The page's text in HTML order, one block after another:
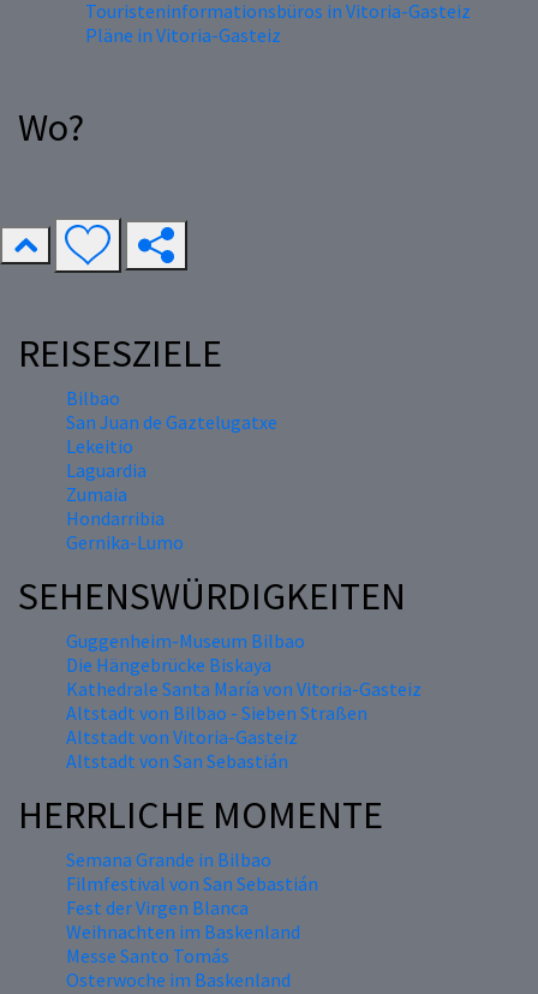
Touristeninformationsbüros in Vitoria-Gasteiz
Pläne in Vitoria-Gasteiz
Wo?
REISESZIELE
Bilbao
San Juan de Gaztelugatxe
Lekeitio
Laguardia
Zumaia
Hondarribia
Gernika-Lumo
SEHENSWÜRDIGKEITEN
Guggenheim-Museum Bilbao
Die Hängebrücke Biskaya
Kathedrale Santa María von Vitoria-Gasteiz
Altstadt von Bilbao - Sieben Straßen
Altstadt von Vitoria-Gasteiz
Altstadt von San Sebastián
HERRLICHE MOMENTE
Semana Grande in Bilbao
Filmfestival von San Sebastián
Fest der Virgen Blanca
Weihnachten im Baskenland
Messe Santo Tomás
Osterwoche im Baskenland